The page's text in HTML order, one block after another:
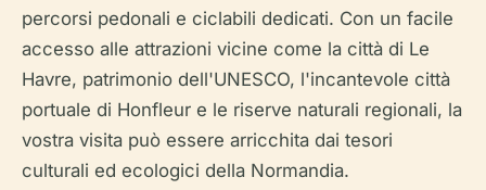
percorsi pedonali e ciclabili dedicati. Con un facile
accesso alle attrazioni vicine come la città di Le
Havre, patrimonio dell'UNESCO, l'incantevole città
portuale di Honfleur e le riserve naturali regionali, la
vostra visita può essere arricchita dai tesori
culturali ed ecologici della Normandia.